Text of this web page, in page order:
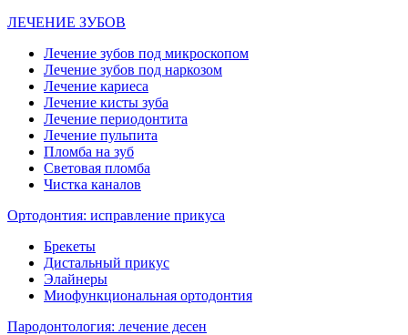
ЛЕЧЕНИЕ ЗУБОВ
Лечение зубов под микроскопом
Лечение зубов под наркозом
Лечение кариеса
Лечение кисты зуба
Лечение периодонтита
Лечение пульпита
Пломба на зуб
Световая пломба
Чистка каналов
Ортодонтия: исправление прикуса
Брекеты
Дистальный прикус
Элайнеры
Миофункциональная ортодонтия
Пародонтология: лечение десен